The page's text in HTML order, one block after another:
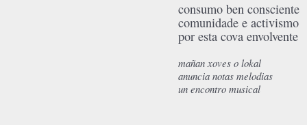
consumo ben consciente
comunidade e activismo
por esta cova envolvente
mañan xoves o lokal
anuncia notas melodias
un encontro musical